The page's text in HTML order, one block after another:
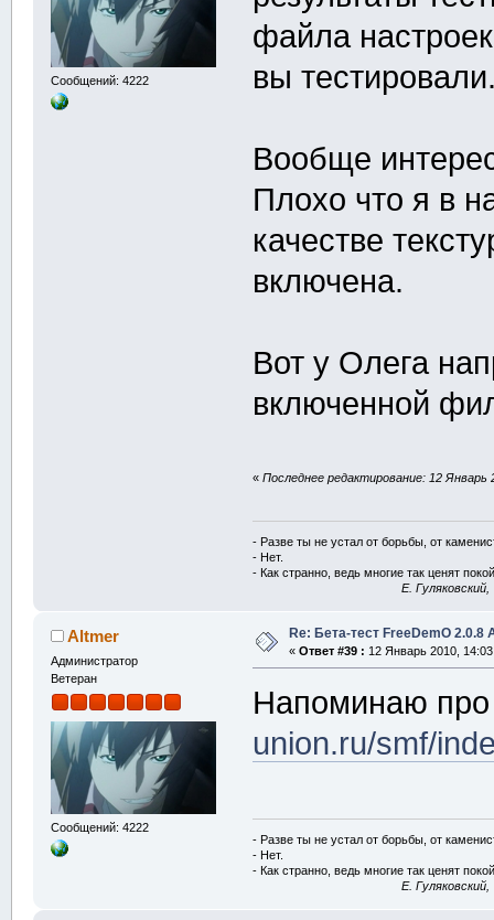
Сообщений: 4222
файла
вы
Вообще
Плохо что я в
качестве
включена.
Вот у Олега
включенной
«Последнее редактирование: 12 Январь
- Разве ты не устал от борьбы, от
- Нет.
- Как странно, ведь многие так ценят
E.
Altmer
Администратор
Ветеран
Сообщений: 4222
Re: Бета-тест FreeDemO 2.0.8
« Ответ #39 : 12 Январь 2010,
Напоминаю
union.ru/smf/
- Разве ты не устал от борьбы, от
- Нет.
- Как странно, ведь многие так ценят
E.